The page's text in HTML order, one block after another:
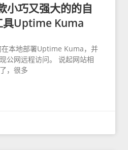
小巧又强大的的自
具Uptime Kuma
本地部署Uptime Kuma，并
公网远程访问。 说起网站相
，很多